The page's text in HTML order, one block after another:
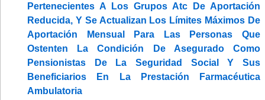
Pertenecientes A Los Grupos Atc De Aportación
Reducida, Y Se Actualizan Los Límites Máximos De
Aportación Mensual Para Las Personas Que
Ostenten La Condición De Asegurado Como
Pensionistas De La Seguridad Social Y Sus
Beneficiarios En La Prestación Farmacéutica
Ambulatoria